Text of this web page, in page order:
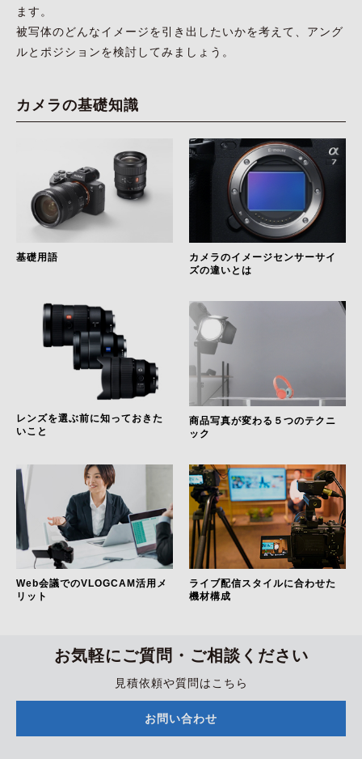
ます。
被写体のどんなイメージを引き出したいかを考えて、アング
ルとポジションを検討してみましょう。
カメラの基礎知識
基礎用語
カメラのイメージセンサーサイ
ズの違いとは
レンズを選ぶ前に知っておきた
いこと
商品写真が変わる５つのテクニ
ック
Web会議でのVLOGCAM活用メ
リット
ライブ配信スタイルに合わせた
機材構成
お気軽にご質問・ご相談ください
見積依頼や質問はこちら
お問い合わせ